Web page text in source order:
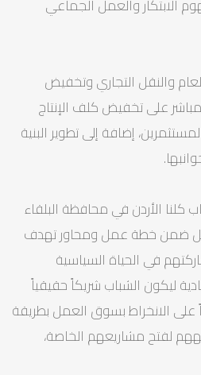
الابتكار والعمل الجماعي
والنقل التجاري وتخفيض
على تخفيض كلف الإنتاج
إضافة إلى تطوير البنية
الأردن في محافظة البلقاء
ضمن خطة عمل ومحاور تهدف
في الحياة السياسية
ليكون الشباب شريكاً حقيقياً
الانخراط بسوق العمل بطريقة
لفتح مشاريعهم الخاصة،